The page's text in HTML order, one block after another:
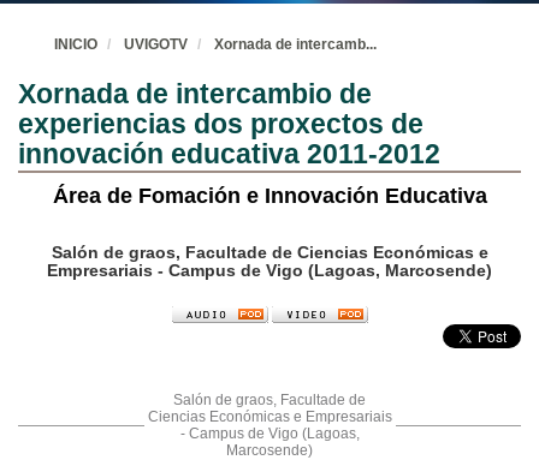
INICIO UVIGOTV Xornada de intercamb...
Xornada de intercambio de
experiencias dos proxectos de
innovación educativa 2011-2012
Área de Fomación e Innovación Educativa
Salón de graos, Facultade de Ciencias Económicas e
Empresariais - Campus de Vigo (Lagoas, Marcosende)
Salón de graos, Facultade de
Ciencias Económicas e Empresariais
- Campus de Vigo (Lagoas,
Marcosende)